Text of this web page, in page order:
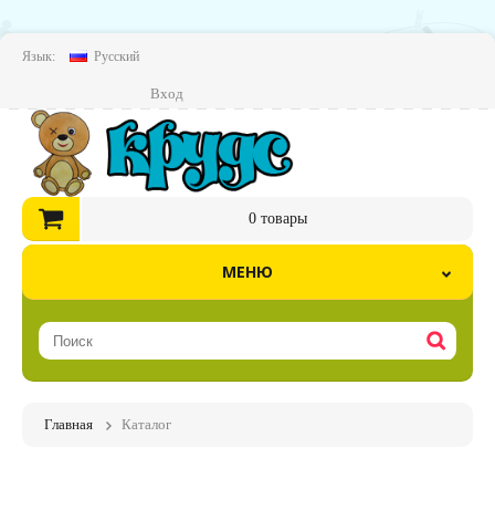
Язык: Русский
Вход
0товары
МЕНЮ
Главная Каталог